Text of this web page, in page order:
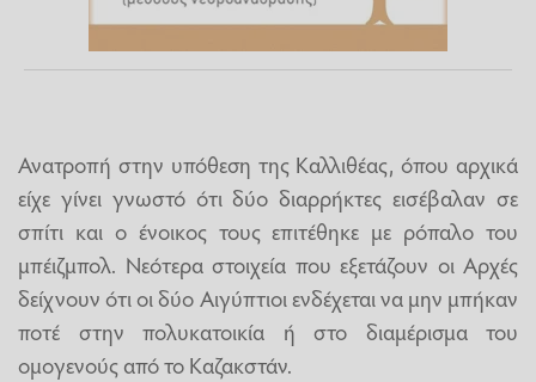
Ανατροπή στην υπόθεση της Καλλιθέας, όπου αρχικά
είχε γίνει γνωστό ότι δύο διαρρήκτες εισέβαλαν σε
σπίτι και ο ένοικος τους επιτέθηκε με ρόπαλο του
μπέιζμπολ. Νεότερα στοιχεία που εξετάζουν οι Αρχές
δείχνουν ότι οι δύο Αιγύπτιοι ενδέχεται να μην μπήκαν
ποτέ στην πολυκατοικία ή στο διαμέρισμα του
ομογενούς από το Καζακστάν.